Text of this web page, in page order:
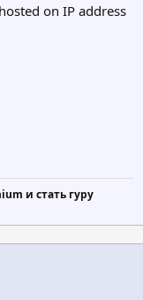
on IP address
и стать гуру